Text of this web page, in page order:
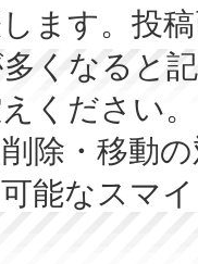
ます。投
くなると
ください
除・移動
能なスマ